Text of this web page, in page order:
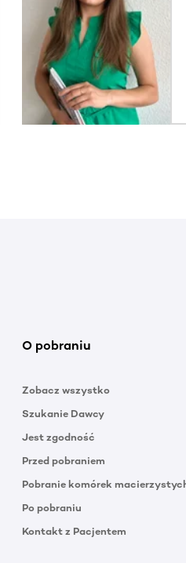
O pobraniu
Zobacz wszystko
Szukanie Dawcy
Jest zgodność
Przed pobraniem
Pobranie komórek
Po pobraniu
Kontakt z Pacjentem